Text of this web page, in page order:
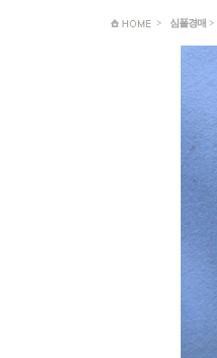
> 심폴경매 >